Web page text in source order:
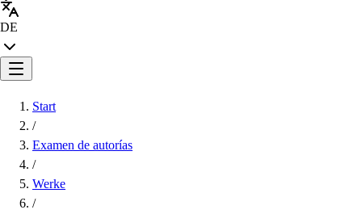
DE
Start
/
Examen de autorías
/
Werke
/